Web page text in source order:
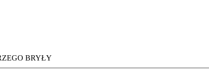
BRYŁY